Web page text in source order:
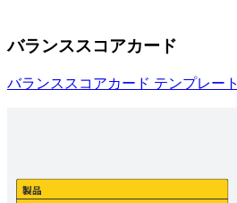
バランススコアカード
バランススコアカード テンプレー